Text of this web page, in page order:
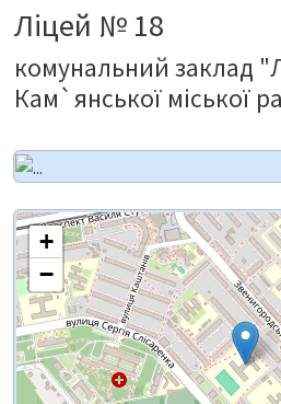
Ліцей № 18
комунальний заклад
Кам`янської міської
+
−